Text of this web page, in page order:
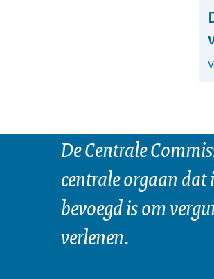
De Centrale
centrale orgaan dat
bevoegd is om
verlenen.